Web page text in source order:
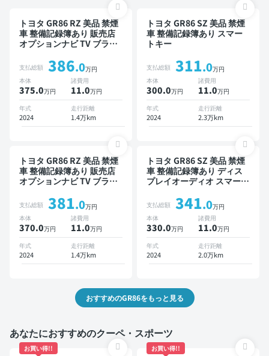
トヨタ GR86 RZ 美品 禁煙
車 整備記録簿あり 販売店
オプションナビ TV ブライ
トクルーズ スマートキー
ETC バックモニター ドラ
イブレコーダー 衝突軽減
支払総額 386.0万円
本体
375.0万円
諸費用
11.0万円
年式
2024
走行距離
1.4万km
トヨタ GR86 SZ 美品 禁煙
車 整備記録簿あり スマー
トキー
支払総額 311.0万円
本体
300.0万円
諸費用
11.0万円
年式
2024
走行距離
2.3万km
トヨタ GR86 RZ 美品 禁煙
車 整備記録簿あり 販売店
オプションナビ TV ブライ
トクルーズ スマートキー
ETC バックモニター ドラ
イブレコーダー フルエアロ
衝突軽減
支払総額 381.0万円
本体
370.0万円
諸費用
11.0万円
年式
2024
走行距離
1.4万km
トヨタ GR86 SZ 美品 禁煙
車 整備記録簿あり ディス
プレイオーディオ スマート
フルエアロ 社外マフラー
支払総額 341.0万円
本体
330.0万円
諸費用
11.0万円
年式
2024
走行距離
2.0万km
おすすめのGR86をもっと見る
あなたにおすすめのクーペ・スポーツ
お買い得!! お買い得!!